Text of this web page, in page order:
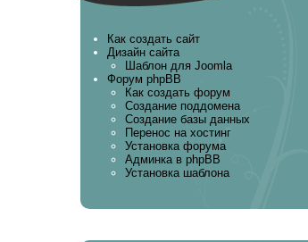
Как создать сайт
Дизайн сайта
Шаблон для Joomla
Форум phpBB
Как создать форум
Создание поддомена
Создание базы данных
Перенос на хостинг
Установка форума
Админка в phpBB
Установка шаблона